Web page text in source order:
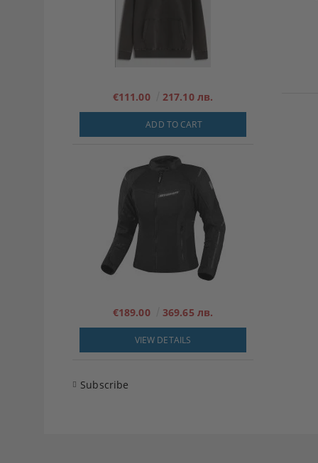
€111.00 217.10 лв.
ADD TO CART
€189.00 369.65 лв.
VIEW DETAILS
Subscribe